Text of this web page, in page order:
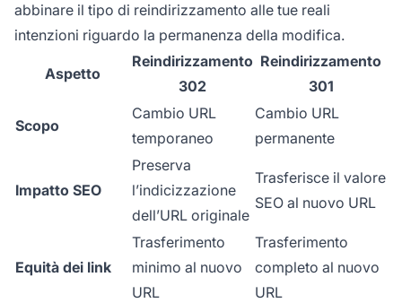
abbinare il tipo di reindirizzamento alle tue reali
intenzioni riguardo la permanenza della modifica.
Aspetto
Reindirizzamento
302
Reindirizzamento
301
Scopo
Cambio URL
temporaneo
Cambio URL
permanente
Impatto SEO
Preserva
l’indicizzazione
dell’URL originale
Trasferisce il valore
SEO al nuovo URL
Equità dei link
Trasferimento
minimo al nuovo
URL
Trasferimento
completo al nuovo
URL